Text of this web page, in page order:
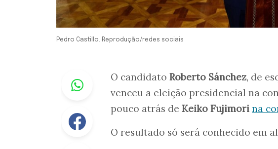
Pedro Castillo. Reprodução/redes sociais
Whastapp
Facebook
O candidato Roberto Sánchez, de
venceu a eleição presidencial na
pouco atrás de Keiko Fujimori na
O resultado só será conhecido em